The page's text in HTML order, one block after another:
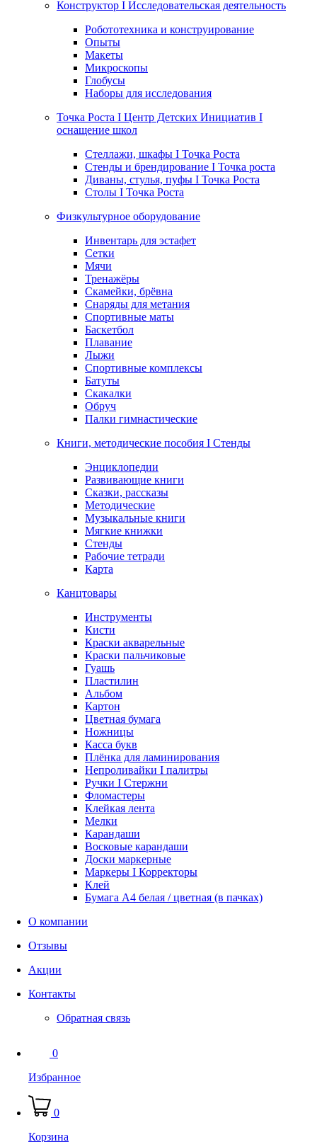
Конструктор I Исследовательская деятельность
Робототехника и конструирование
Опыты
Макеты
Микроскопы
Глобусы
Наборы для исследования
Точка Роста I Центр Детских Инициатив I
оснащение школ
Стеллажи, шкафы I Точка Роста
Стенды и брендирование I Точка роста
Диваны, стулья, пуфы I Точка Роста
Столы I Точка Роста
Физкультурное оборудование
Инвентарь для эстафет
Сетки
Мячи
Тренажёры
Скамейки, брёвна
Снаряды для метания
Спортивные маты
Баскетбол
Плавание
Лыжи
Спортивные комплексы
Батуты
Скакалки
Обруч
Палки гимнастические
Книги, методические пособия I Стенды
Энциклопедии
Развивающие книги
Сказки, рассказы
Методические
Музыкальные книги
Мягкие книжки
Стенды
Рабочие тетради
Карта
Канцтовары
Инструменты
Кисти
Краски акварельные
Краски пальчиковые
Гуашь
Пластилин
Альбом
Картон
Цветная бумага
Ножницы
Касса букв
Плёнка для ламинирования
Непроливайки I палитры
Ручки I Стержни
Фломастеры
Клейкая лента
Мелки
Карандаши
Восковые карандаши
Доски маркерные
Маркеры I Корректоры
Клей
Бумага А4 белая / цветная (в пачках)
О компании
Отзывы
Акции
Контакты
Обратная связь
0
Избранное
0
Корзина